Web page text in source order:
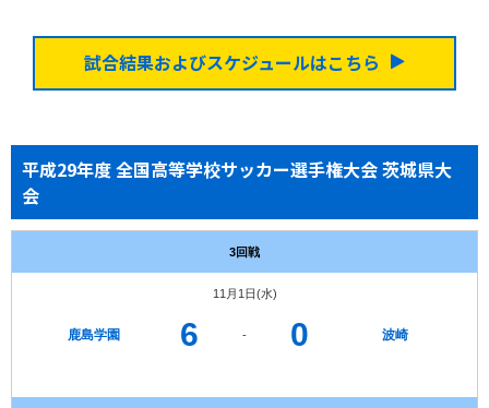
試合結果およびスケジュールはこちら
平成29年度 全国高等学校サッカー選手権大会 茨城県大
会
3回戦
11月1日(水)
鹿島学園 6 - 0 波崎